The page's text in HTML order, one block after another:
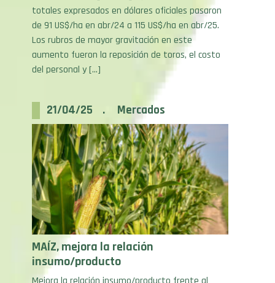
de 91 US$/ha en abr/24 a 115 US$/ha en abr/25.
Los rubros de mayor gravitación en este
aumento fueron la reposición de toros, el costo
del personal y […]
21/04/25 . Mercados
MAÍZ, mejora la relación
insumo/producto
Mejora la relación insumo/producto frente al
último año. Los costos en quintales son más